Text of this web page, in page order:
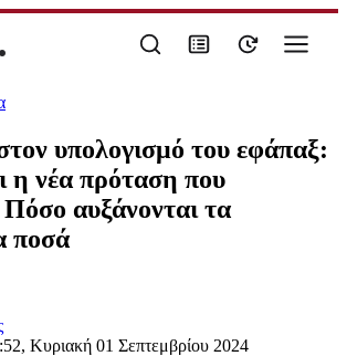
υπολογισμό του εφάπαξ:
η νέα πρόταση που
Πόσο αυξάνονται τα
ποσά
Κυριακή 01 Σεπτεμβρίου 2024